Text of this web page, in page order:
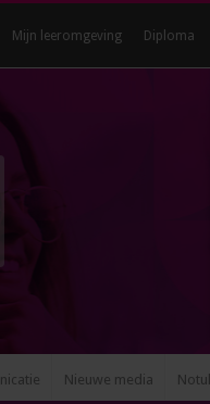
Mijn leeromgeving Diploma
Nieuwe media